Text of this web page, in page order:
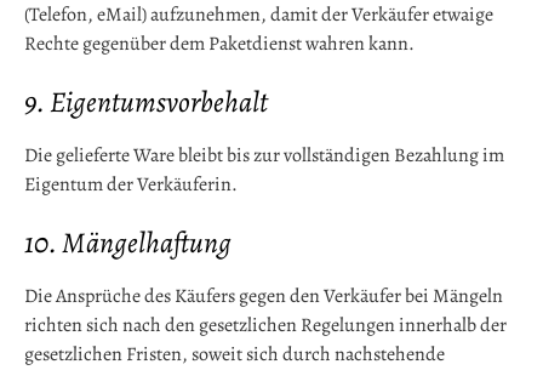
(Telefon, eMail) aufzunehmen, damit der Verkäufer etwaige
Rechte gegenüber dem Paketdienst wahren kann.
9. Eigentumsvorbehalt
Die gelieferte Ware bleibt bis zur vollständigen Bezahlung im
Eigentum der Verkäuferin.
10. Mängelhaftung
Die Ansprüche des Käufers gegen den Verkäufer bei Mängeln
richten sich nach den gesetzlichen Regelungen innerhalb der
gesetzlichen Fristen, soweit sich durch nachstehende